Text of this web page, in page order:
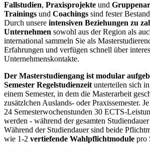
Fallstudien, Praxisprojekte und
Trainings und Coachings sind fester
Durch unsere intensiven Beziehungen zu
Unternehmen sowohl aus der Region als
international sammeln Sie als
Erfahrungen und verfügen schnell über
Unternehmenskontakte.
Der Masterstudiengang ist modular
Semester Regelstudienzeit unterteilen sich
einem Semester, in dem die Masterarbeit
zusätzlchen Auslands- oder Praxissemester.
24 Semesterwochenstunden 30 ECTS-
werden - während der gesamten
Während der Studiendauer sind beide
wie 1-2 vertiefende Wahlpflichtmodule pro